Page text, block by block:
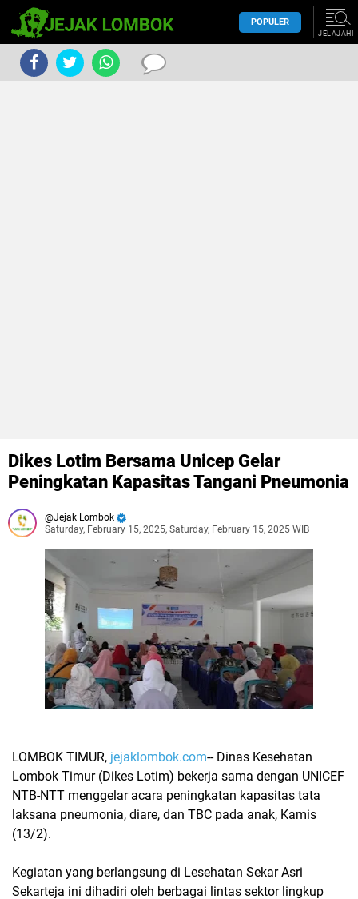
POPULER
JELAJAHI
Dikes Lotim Bersama Unicep Gelar
Peningkatan Kapasitas Tangani Pneumonia
Jejak Lombok
Saturday, February 15, 2025, Saturday, February 15, 2025 WIB
LOMBOK TIMUR, jejaklombok.com-- Dinas Kesehatan
Lombok Timur (Dikes Lotim) bekerja sama dengan UNICEF
NTB-NTT menggelar acara peningkatan kapasitas tata
laksana pneumonia, diare, dan TBC pada anak, Kamis
(13/2).
Kegiatan yang berlangsung di Lesehatan Sekar Asri
Sekarteja ini dihadiri oleh berbagai lintas sektor lingkup